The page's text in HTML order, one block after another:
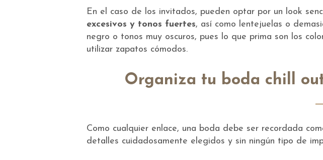
En el caso de los invitados, pueden optar por un look
excesivos y tonos fuertes, así como lentejuelas o
negro o tonos muy oscuros, pues lo que prima son los
utilizar zapatos cómodos.
Organiza tu boda chill
Como cualquier enlace, una boda debe ser recordada
detalles cuidadosamente elegidos y sin ningún tipo de